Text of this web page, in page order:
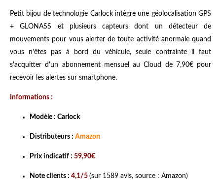
Petit bijou de technologie Carlock intègre une géolocalisation GPS
+ GLONASS et plusieurs capteurs dont un détecteur de
mouvements pour vous alerter de toute activité anormale quand
vous n'êtes pas à bord du véhicule, seule contrainte il faut
s'acquitter d'un abonnement mensuel au Cloud de 7,90€ pour
recevoir les alertes sur smartphone.
Informations :
Modèle : Carlock
Distributeurs : Amazon
Prix indicatif : 59,90€
Note clients : 4,1/5 (sur 1589 avis, source : Amazon)